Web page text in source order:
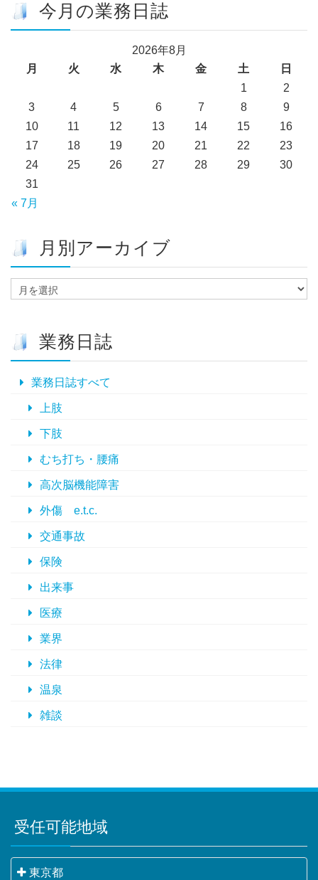
今月の業務日誌
2026年8月
月
火 水 木 金 土 日
« 7月
1
2
3
4 5 6 7 8
9
10
11 12 13 14 15
16
17
18 19 20 21 22
23
24
25 26 27 28 29
30
31
月別アーカイブ
別
カ
業務日誌
業務日誌すべて
上肢
下肢
むち打ち・腰痛
高次脳機能障害
外傷 e.t.c.
交通事故
保険
出来事
医療
業界
法律
温泉
雑談
受任可能地域
東京都